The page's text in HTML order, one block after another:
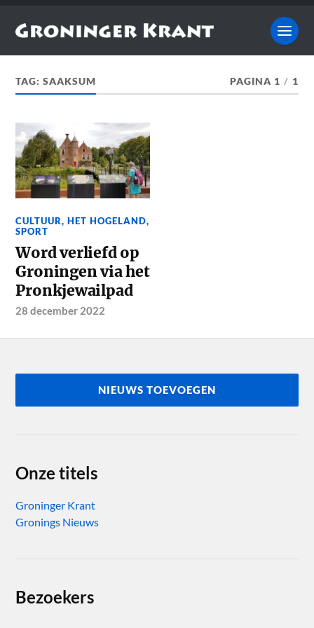
TAG:SAAKSUM PAGINA 1 / 1
CULTUUR,HET HOGELAND,
SPORT
Word verliefd op
Groningen via het
Pronkjewailpad
28 december 2022
NIEUWS TOEVOEGEN
Onze titels
Groninger Krant
Gronings Nieuws
Bezoekers